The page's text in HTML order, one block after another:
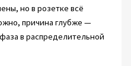
но в розетке всё
причина глубже —
в распределительной